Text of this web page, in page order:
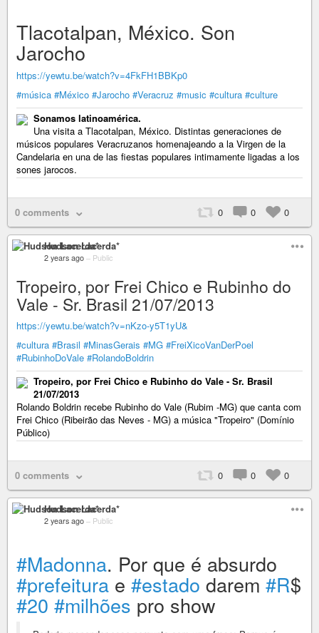
Tlacotalpan, México. Son
Jarocho
https://yewtu.be/watch?v=4FkFH1BBKp0
#música #México #Jarocho #Veracruz #music #cultura #culture
Sonamos latinoamérica.
Una visita a Tlacotalpan, México. Distintas generaciones de
músicos populares Veracruzanos homenajeando a la Virgen de la
Candelaria en una de las fiestas populares intimamente ligadas a los
sones jarocos.
0 comments 0 0 0
Hudson Lacerda*
2 years ago – Public
Tropeiro, por Frei Chico e Rubinho do
Vale - Sr. Brasil 21/07/2013
https://yewtu.be/watch?v=nKzo-y5T1yU&
#cultura #Brasil #MinasGerais #MG #FreiXicoVanDerPoel
#RubinhoDoVale #RolandoBoldrin
Tropeiro, por Frei Chico e Rubinho do Vale - Sr. Brasil
21/07/2013
Rolando Boldrin recebe Rubinho do Vale (Rubim -MG) que canta com
Frei Chico (Ribeirão das Neves - MG) a música "Tropeiro" (Domínio
Público)
0 comments 0 0 0
Hudson Lacerda*
2 years ago – Public
#Madonna. Por que é absurdo
#prefeitura e #estado darem #R$
#20 #milhões pro show